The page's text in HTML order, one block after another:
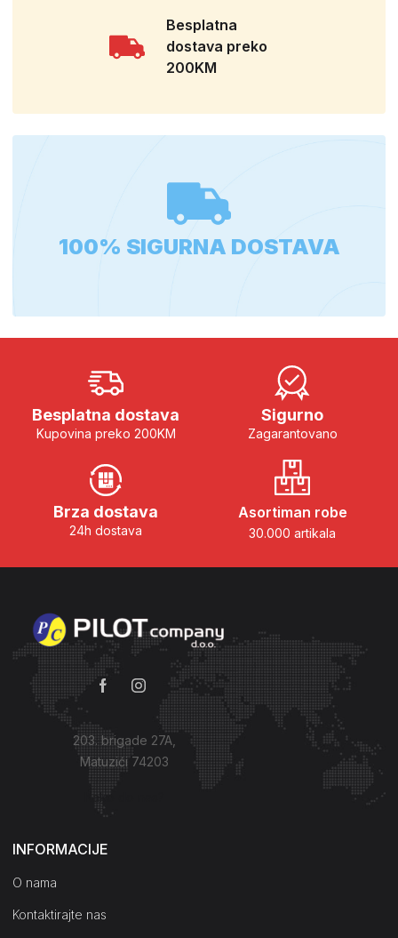
Besplatna
dostava preko
200KM
100% SIGURNA DOSTAVA
Besplatna dostava
Kupovina preko 200KM
Sigurno
Zagarantovano
Brza dostava
24h dostava
Asortiman robe
30.000 artikala
203. brigade 27A,
Matuzići 74203
Kako do nas?
INFORMACIJE
O nama
Kontaktirajte nas